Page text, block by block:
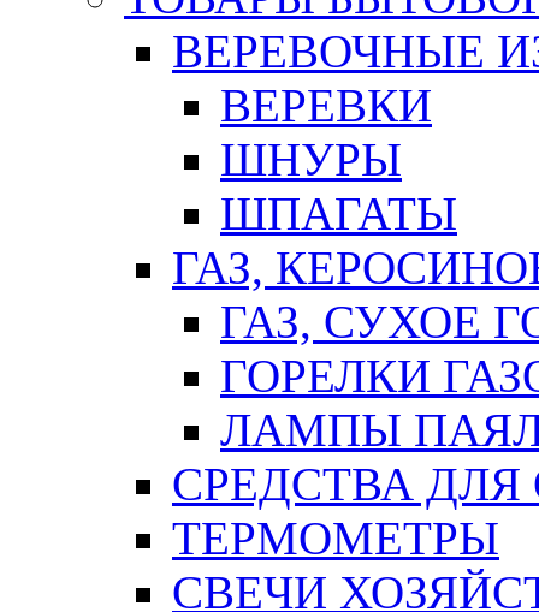
ВЕРЕВОЧНЫЕ
ВЕРЕВКИ
ШНУРЫ
ШПАГАТЫ
ГАЗ,
ГАЗ, СУХОЕ
ГОРЕЛКИ
ЛАМПЫ
СРЕДСТВА
ТЕРМОМЕТРЫ
СВЕЧИ